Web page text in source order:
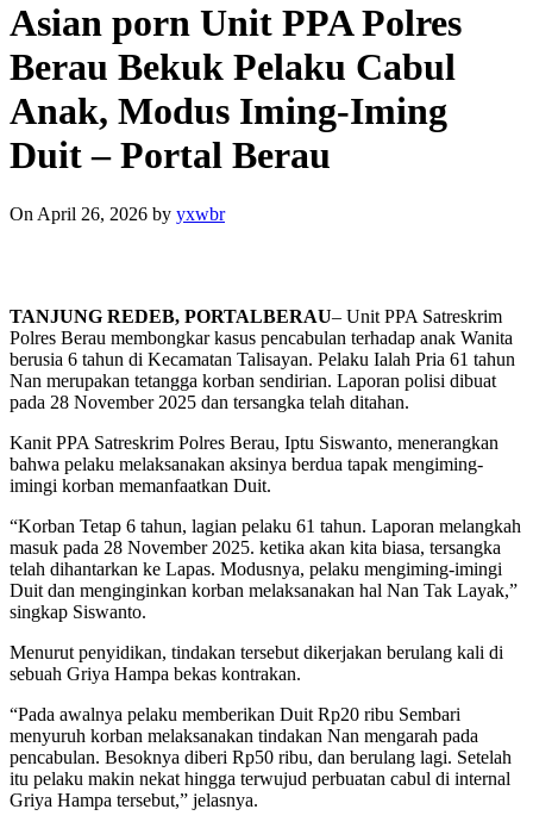
Asian porn Unit PPA Polres
Berau Bekuk Pelaku Cabul
Anak, Modus Iming-Iming
Duit – Portal Berau
On April 26, 2026 by yxwbr
TANJUNG REDEB, PORTALBERAU– Unit PPA Satreskrim
Polres Berau membongkar kasus pencabulan terhadap anak Wanita
berusia 6 tahun di Kecamatan Talisayan. Pelaku Ialah Pria 61 tahun
Nan merupakan tetangga korban sendirian. Laporan polisi dibuat
pada 28 November 2025 dan tersangka telah ditahan.
Kanit PPA Satreskrim Polres Berau, Iptu Siswanto, menerangkan
bahwa pelaku melaksanakan aksinya berdua tapak mengiming-
imingi korban memanfaatkan Duit.
“Korban Tetap 6 tahun, lagian pelaku 61 tahun. Laporan melangkah
masuk pada 28 November 2025. ketika akan kita biasa, tersangka
telah dihantarkan ke Lapas. Modusnya, pelaku mengiming-imingi
Duit dan menginginkan korban melaksanakan hal Nan Tak Layak,”
singkap Siswanto.
Menurut penyidikan, tindakan tersebut dikerjakan berulang kali di
sebuah Griya Hampa bekas kontrakan.
“Pada awalnya pelaku memberikan Duit Rp20 ribu Sembari
menyuruh korban melaksanakan tindakan Nan mengarah pada
pencabulan. Besoknya diberi Rp50 ribu, dan berulang lagi. Setelah
itu pelaku makin nekat hingga terwujud perbuatan cabul di internal
Griya Hampa tersebut,” jelasnya.